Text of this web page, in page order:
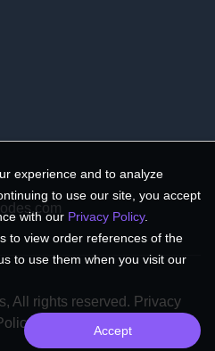
All rights reserved. Privacy
experience and to analyze
to use our site, you accept
with our Privacy Policy.
to view order references of the
to use them when you visit our
Accept